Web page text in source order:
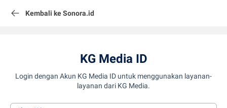
Kembali ke Sonora.id
KG Media ID
Login dengan Akun KG Media ID untuk menggunakan layanan-
layanan dari KG Media.